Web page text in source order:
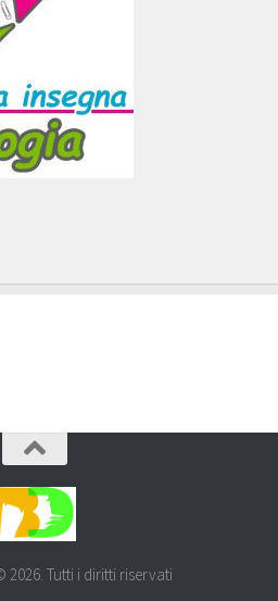
Tutti i diritti riservati